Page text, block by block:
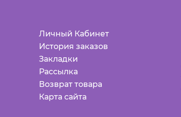
Личный Кабинет
История заказов
Закладки
Рассылка
Возврат товара
Карта сайта